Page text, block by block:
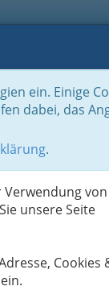
BRANCHEN
ein. Einige
dabei, das
.
von
unsere Seite
Cookies
Graz und Umgebung